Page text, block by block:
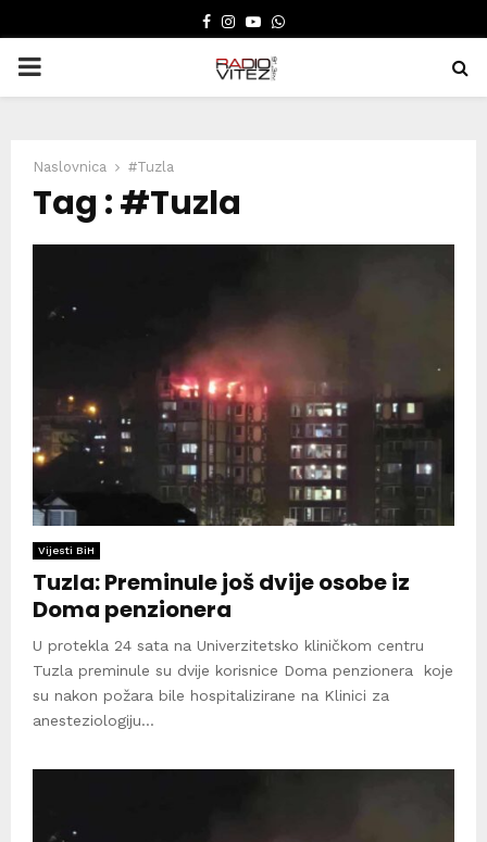
FACEBOOK
INSTAGRAM
YOUTUBE
WHATSAPP
PRIMARY
Naslovnica #Tuzla
Tag : #Tuzla
Vijesti BiH
Tuzla: Preminule još dvije osobe iz
Doma penzionera
U protekla 24 sata na Univerzitetsko kliničkom centru
Tuzla preminule su dvije korisnice Doma penzionera koje
su nakon požara bile hospitalizirane na Klinici za
anesteziologiju...